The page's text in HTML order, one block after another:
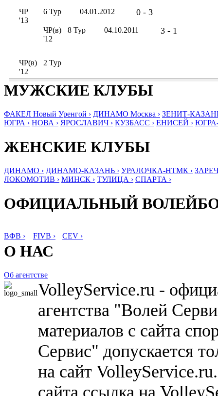
ЧР
'13
6 Тур 04.01.2012 0 - 3
ЧР(в)
'12
8 Тур 04.10.2011 3 - 1
ЧР(в)
'12
2 Тур
МУЖСКИЕ КЛУБЫ
ФАКЕЛ Новый Уренгой › ДИНАМО Москва › ЗЕНИТ-
ЮГРА › НОВА › ЯРОСЛАВИЧ › КУЗБАСС › ЕНИСЕЙ ›
ЖЕНСКИЕ КЛУБЫ
ДИНАМО › ДИНАМО-КАЗАНЬ › УРАЛОЧКА-НТМК ›
ЛОКОМОТИВ › МИНСК › ТУЛИЦА › СПАРТА ›
ОФИЦИАЛЬНЫЙ
ВФВ › FIVB › CEV ›
О НАС
Об агентстве
VolleyService.ru -
агентства "Волей
материалов с сайта
Сервис" допускается
на сайт